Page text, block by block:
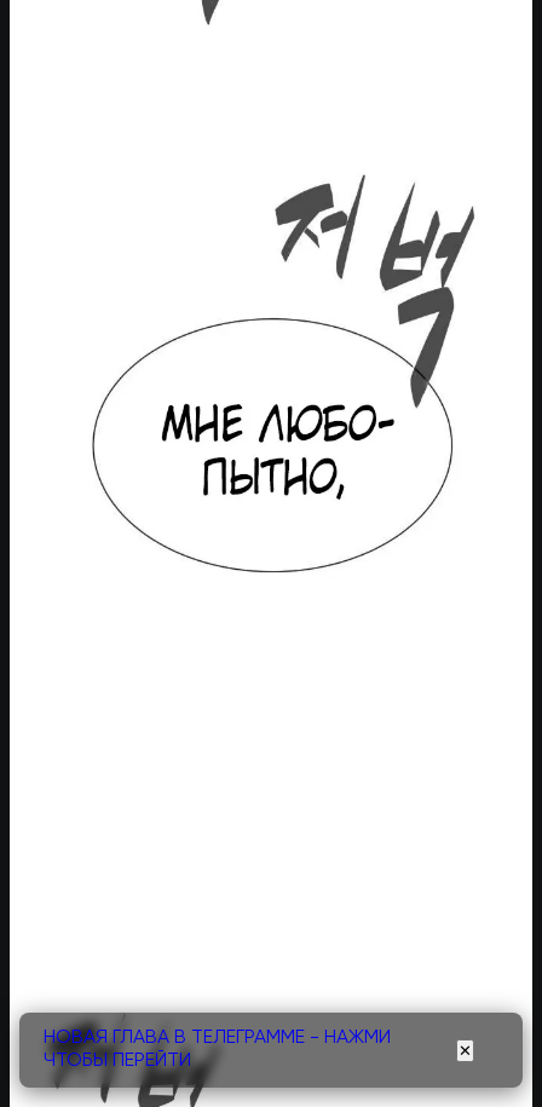
НОВАЯ ГЛАВА В ТЕЛЕГРАММЕ - НАЖМИ
ЧТОБЫ ПЕРЕЙТИ
✕